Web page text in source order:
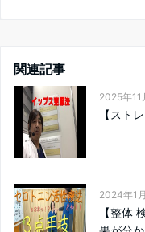
関連記事
2025年11
【スト
2024年1
【整体